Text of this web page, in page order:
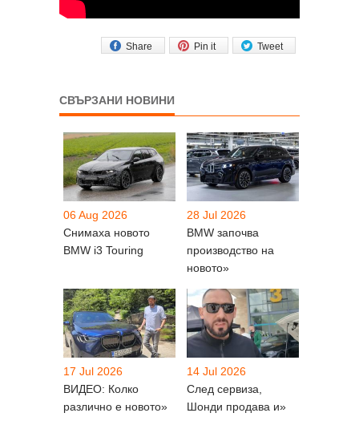
Tweet
Pin it
Share
СВЪРЗАНИ НОВИНИ
06 Aug 2026
Снимаха новото
BMW i3 Touring
28 Jul 2026
BMW започва
производство на
новото»
17 Jul 2026
ВИДЕО: Колко
различно е новото»
14 Jul 2026
След сервиза,
Шонди продава и»